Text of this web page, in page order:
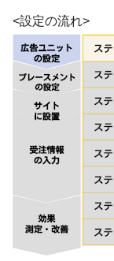
<設定の流れ>